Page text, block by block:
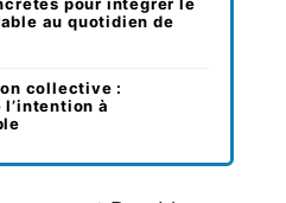
pour intégrer le
au quotidien de
collective :
l’intention à